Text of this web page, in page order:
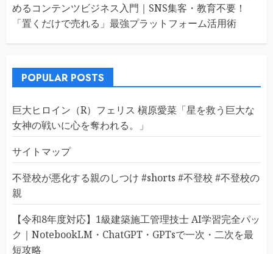
めるコンテンツビジネス入門｜SNS集客・教育不要！
「置くだけで売れる」最強プラットフォーム活用術
POPULAR POSTS
巨大ヒロイン（R）フェリス 槇原愛菜「星を救う巨大な
女神の戦いに心を奪われる。」
サイトマップ
不登校が悪化する親のしつけ #shorts #不登校 #不登校の
親
【令和8年度対応】1級建築施工管理技士 AI学習完全パッ
ク｜NotebookLM・ChatGPT・GPTsで一次・二次を最
短攻略